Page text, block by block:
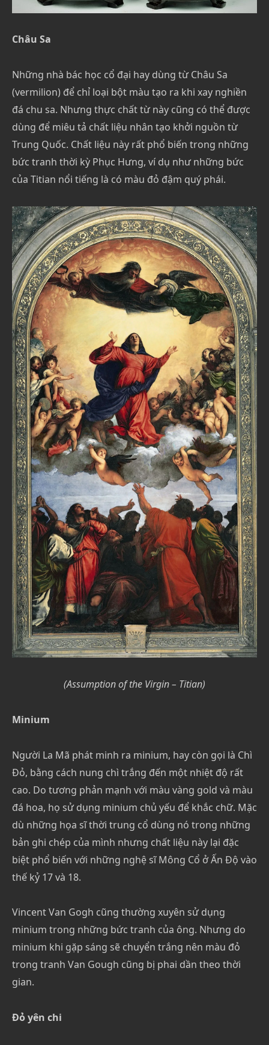
Châu Sa
Những nhà bác học cổ đại hay dùng từ Châu Sa
(vermilion) để chỉ loại bột màu tạo ra khi xay nghiền
đá chu sa. Nhưng thực chất từ này cũng có thể được
dùng để miêu tả chất liệu nhân tạo khởi nguồn từ
Trung Quốc. Chất liệu này rất phổ biến trong những
bức tranh thời kỳ Phục Hưng, ví dụ như những bức
của Titian nổi tiếng là có màu đỏ đậm quý phái.
(Assumption of the Virgin – Titian)
Minium
Người La Mã phát minh ra minium, hay còn gọi là Chì
Đỏ, bằng cách nung chì trắng đến một nhiệt độ rất
cao. Do tương phản mạnh với màu vàng gold và màu
đá hoa, họ sử dụng minium chủ yếu để khắc chữ. Mặc
dù những họa sĩ thời trung cổ dùng nó trong những
bản ghi chép của mình nhưng chất liệu này lại đặc
biệt phổ biến với những nghệ sĩ Mông Cổ ở Ấn Độ vào
thế kỷ 17 và 18.
Vincent Van Gogh cũng thường xuyên sử dụng
minium trong những bức tranh của ông. Nhưng do
minium khi gặp sáng sẽ chuyển trắng nên màu đỏ
trong tranh Van Gough cũng bị phai dần theo thời
gian.
Đỏ yên chi